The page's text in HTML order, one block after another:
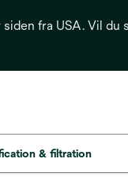
fra USA. Vil du
& filtration